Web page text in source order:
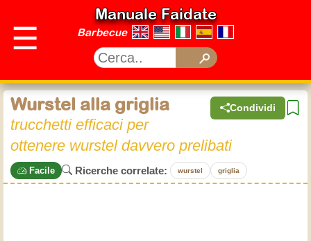
☰
Manuale Faidate
Barbecue
Condividi
Wurstel alla griglia
trucchetti efficaci per
ottenere wurstel davvero prelibati
Facile Ricerche correlate: wurstel griglia